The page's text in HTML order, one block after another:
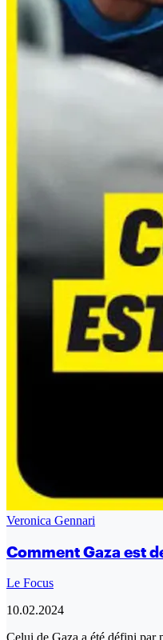
Veronica Gennari
Comment Gaza est
Le Focus
10.02.2024
Celui de Gaza a été défini par